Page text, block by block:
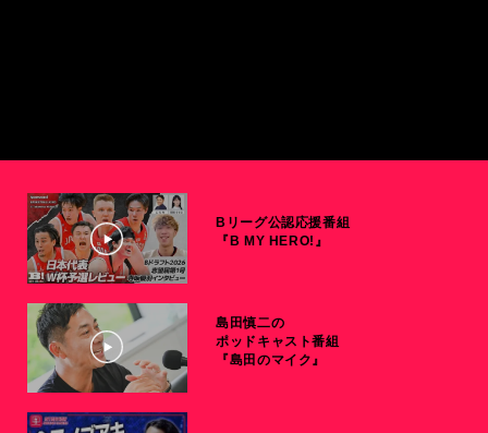
Bリーグ公認応援番組
『B MY HERO!』
島田慎二の
ポッドキャスト番組
『島田のマイク』